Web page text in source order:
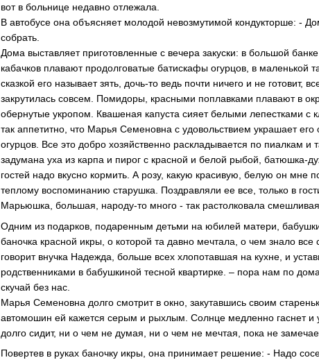
вот в больнице недавно отлежала.
В автобусе она объясняет молодой невозмутимой кондукторше: -
собрать.
Дома выставляет приготовленные с вечера закуски: в большой
кабачков плавают продолговатые батискафы огурцов, в маленькой
сказкой его называет зять, дочь-то ведь почти ничего и не готовит,
закрутилась совсем. Помидоры, красными поплавками плавают в
обернутые укропом. Квашеная капуста сияет белыми лепестками с
так аппетитно, что Марья Семеновна с удовольствием украшает
огурцов. Все это добро хозяйственно раскладывается по пиалкам и
задумана уха из карпа и пирог с красной и белой рыбой, батюшка-
гостей надо вкусно кормить. А розу, какую красивую, белую он мне
теплому воспоминанию старушка. Поздравляли ее все, только в
Марьюшка, большая, народу-то много - так растолковала
Одним из подарков, подаренным детьми на юбилей матери,
баночка красной икры, о которой та давно мечтала, о чем знало
говорит внучка Надежда, больше всех хлопотавшая на кухне, и
родственниками в бабушкиной тесной квартирке. – пора нам по
скучай без нас.
Марья Семеновна долго смотрит в окно, закутавшись своим
автомошин ей кажется серым и рыхлым. Солнце медленно гаснет и
долго сидит, ни о чем не думая, ни о чем не мечтая, пока не
Повертев в руках баночку икры, она принимает решение: - Надо